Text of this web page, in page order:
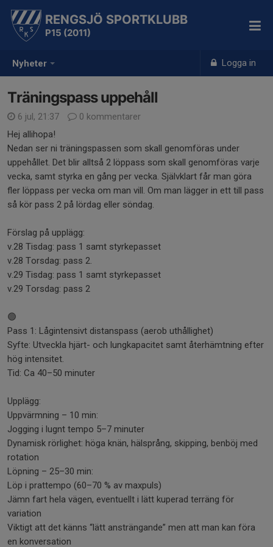
Nyheter Logga in
RENGSJÖ SPORTKLUBB
P15 (2011)
Träningspass uppehåll
6 jul, 21:37
0 kommentarer
Hej allihopa!
Nedan ser ni träningspassen som skall genomföras under
uppehållet. Det blir alltså 2 löppass som skall genomföras varje
vecka, samt styrka en gång per vecka. Självklart får man göra
fler löppass per vecka om man vill. Om man lägger in ett till pass
så kör pass 2 på lördag eller söndag.
Förslag på upplägg:
v.28 Tisdag: pass 1 samt styrkepasset
v.28 Torsdag: pass 2.
v.29 Tisdag: pass 1 samt styrkepasset
v.29 Torsdag: pass 2
🟢
Pass 1: Lågintensivt distanspass (aerob uthållighet)
Syfte: Utveckla hjärt- och lungkapacitet samt återhämtning efter
hög intensitet.
Tid: Ca 40–50 minuter
Upplägg:
Uppvärmning – 10 min:
Jogging i lugnt tempo 5–7 minuter
Dynamisk rörlighet: höga knän, hälsprång, skipping, benböj med
rotation
Löpning – 25–30 min:
Löp i prattempo (60–70 % av maxpuls)
Jämn fart hela vägen, eventuellt i lätt kuperad terräng för
variation
Viktigt att det känns “lätt ansträngande” men att man kan föra
en konversation